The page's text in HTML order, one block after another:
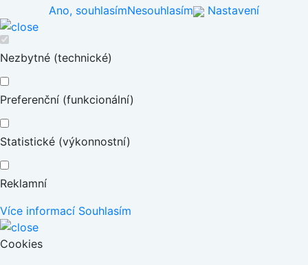
Ano, souhlasímNesouhlasím Nastavení
Nezbytné (technické)
Preferenční (funkcionální)
Statistické (výkonnostní)
Reklamní
Více informací Souhlasím
Cookies